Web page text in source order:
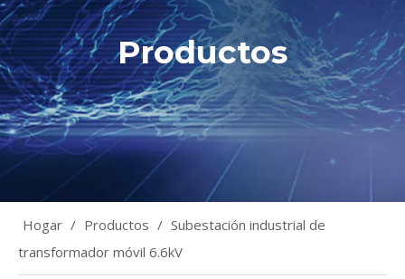
Tiếng Việt
ไทย
বাংলা
Productos
Hogar / Productos / Subestación industrial de
transformador móvil 6.6kV